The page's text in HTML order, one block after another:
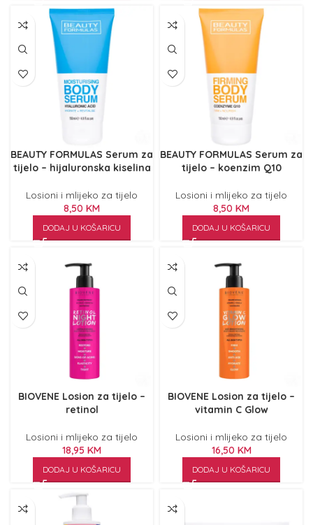
BEAUTY FORMULAS Serum za
tijelo – hijaluronska kiselina
Losioni i mlijeko za tijelo
8,50 KM
DODAJ U KOŠARICU
BEAUTY FORMULAS Serum za
tijelo – koenzim Q10
Losioni i mlijeko za tijelo
8,50 KM
DODAJ U KOŠARICU
BIOVENE Losion za tijelo –
retinol
Losioni i mlijeko za tijelo
18,95 KM
DODAJ U KOŠARICU
BIOVENE Losion za tijelo –
vitamin C Glow
Losioni i mlijeko za tijelo
16,50 KM
DODAJ U KOŠARICU